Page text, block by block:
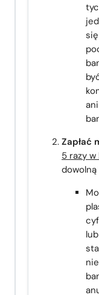
Zapłać
5 razy